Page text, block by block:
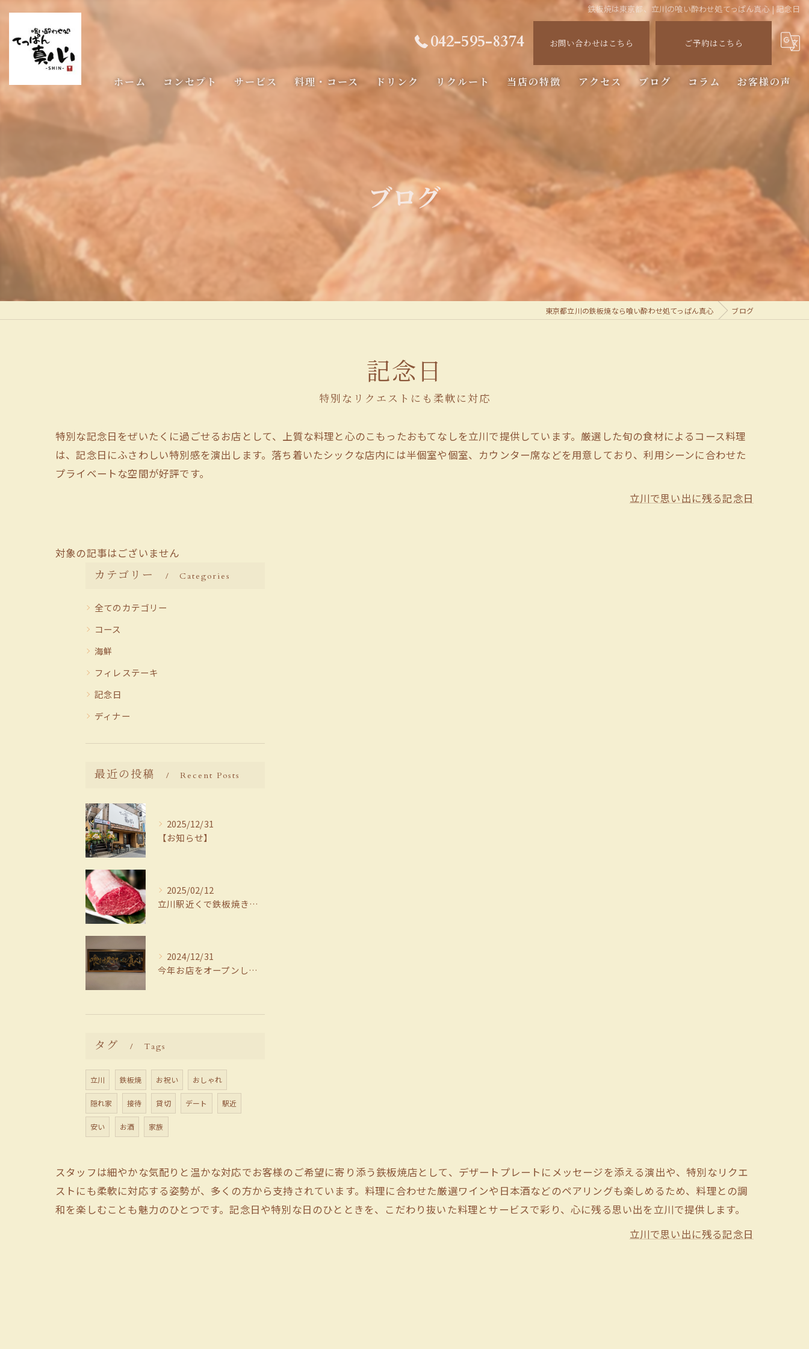
鉄板焼は東京都、立川の喰い酔わせ処てっぱん真心 | 記念日
042-595-8374 お問い合わせはこちら ご予約はこちら
ホーム コンセプト サービス 料理・コース ドリンク リクルート 当店の特徴
記念日
アクセス ブログ コラム お客様の声
ブログ
東京都立川の鉄板焼なら喰い酔わせ処てっぱん真心 ブログ
記念日
特別なリクエストにも柔軟に対応
特別な記念日をぜいたくに過ごせるお店として、上質な料理と心のこもったおもてなしを立川で提供しています。厳選した旬の食材によるコース料理
は、記念日にふさわしい特別感を演出します。落ち着いたシックな店内には半個室や個室、カウンター席などを用意しており、利用シーンに合わせた
プライベートな空間が好評です。
立川で思い出に残る記念日
対象の記事はございません
カテゴリー Categories
全てのカテゴリー
コース
海鮮
フィレステーキ
記念日
ディナー
最近の投稿 Recent Posts
2025/12/31
【お知らせ】
2025/02/12
立川駅近くで鉄板焼きディナーを楽しむなら、ぜひ当店へ！オープ...
2024/12/31
今年お店をオープンし皆様のおかげで今年もたくさんの笑顔をいた...
タグ Tags
立川 鉄板焼 お祝い おしゃれ
隠れ家 接待 貸切 デート 駅近
安い お酒 家族
スタッフは細やかな気配りと温かな対応でお客様のご希望に寄り添う鉄板焼店として、デザートプレートにメッセージを添える演出や、特別なリクエ
ストにも柔軟に対応する姿勢が、多くの方から支持されています。料理に合わせた厳選ワインや日本酒などのペアリングも楽しめるため、料理との調
和を楽しむことも魅力のひとつです。記念日や特別な日のひとときを、こだわり抜いた料理とサービスで彩り、心に残る思い出を立川で提供します。
立川で思い出に残る記念日